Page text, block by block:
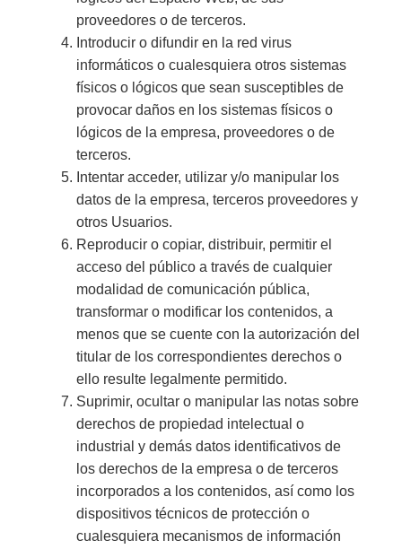
proveedores o de terceros.
Introducir o difundir en la red virus
informáticos o cualesquiera otros sistemas
físicos o lógicos que sean susceptibles de
provocar daños en los sistemas físicos o
lógicos de la empresa, proveedores o de
terceros.
Intentar acceder, utilizar y/o manipular los
datos de la empresa, terceros proveedores y
otros Usuarios.
Reproducir o copiar, distribuir, permitir el
acceso del público a través de cualquier
modalidad de comunicación pública,
transformar o modificar los contenidos, a
menos que se cuente con la autorización del
titular de los correspondientes derechos o
ello resulte legalmente permitido.
Suprimir, ocultar o manipular las notas sobre
derechos de propiedad intelectual o
industrial y demás datos identificativos de
los derechos de la empresa o de terceros
incorporados a los contenidos, así como los
dispositivos técnicos de protección o
cualesquiera mecanismos de información